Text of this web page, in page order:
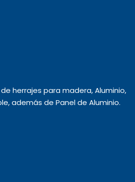
herrajes para madera, Aluminio,
además de Panel de Aluminio.